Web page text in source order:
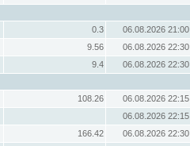
0.3
06.08.2026 21:00
9.56
06.08.2026 22:30
9.4
06.08.2026 22:30
108.26
06.08.2026 22:15
06.08.2026 22:15
166.42
06.08.2026 22:30